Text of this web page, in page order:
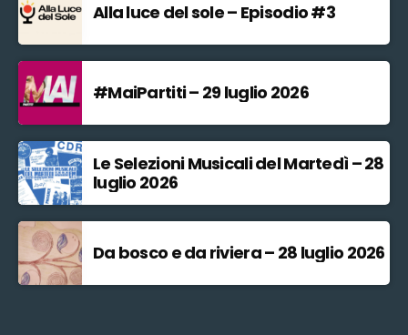
Alla luce del sole – Episodio #3
#MaiPartiti – 29 luglio 2026
Le Selezioni Musicali del Martedì – 28
luglio 2026
Da bosco e da riviera – 28 luglio 2026